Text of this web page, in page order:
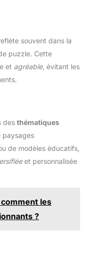
souvent dans la
puzzle. Cette
et agréable, évitant les
des thématiques
paysages
de modèles éducatifs,
et personnalisée
les
?